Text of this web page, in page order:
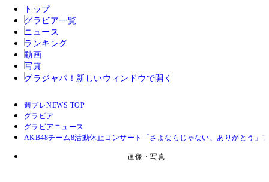
トップ
グラビア一覧
ニュース
ランキング
動画
写真
グラジャパ！ 新しいウィンドウで開く
週プレNEWS TOP
グラビア
グラビアニュース
AKB48チーム8活動休止コンサート「さよならじゃない、ありがとう」
画像・写真